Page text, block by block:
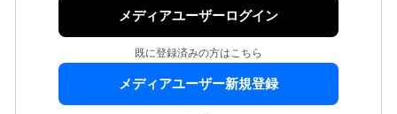
メディアユーザーログイン
既に登録済みの方はこちら
メディアユーザー新規登録